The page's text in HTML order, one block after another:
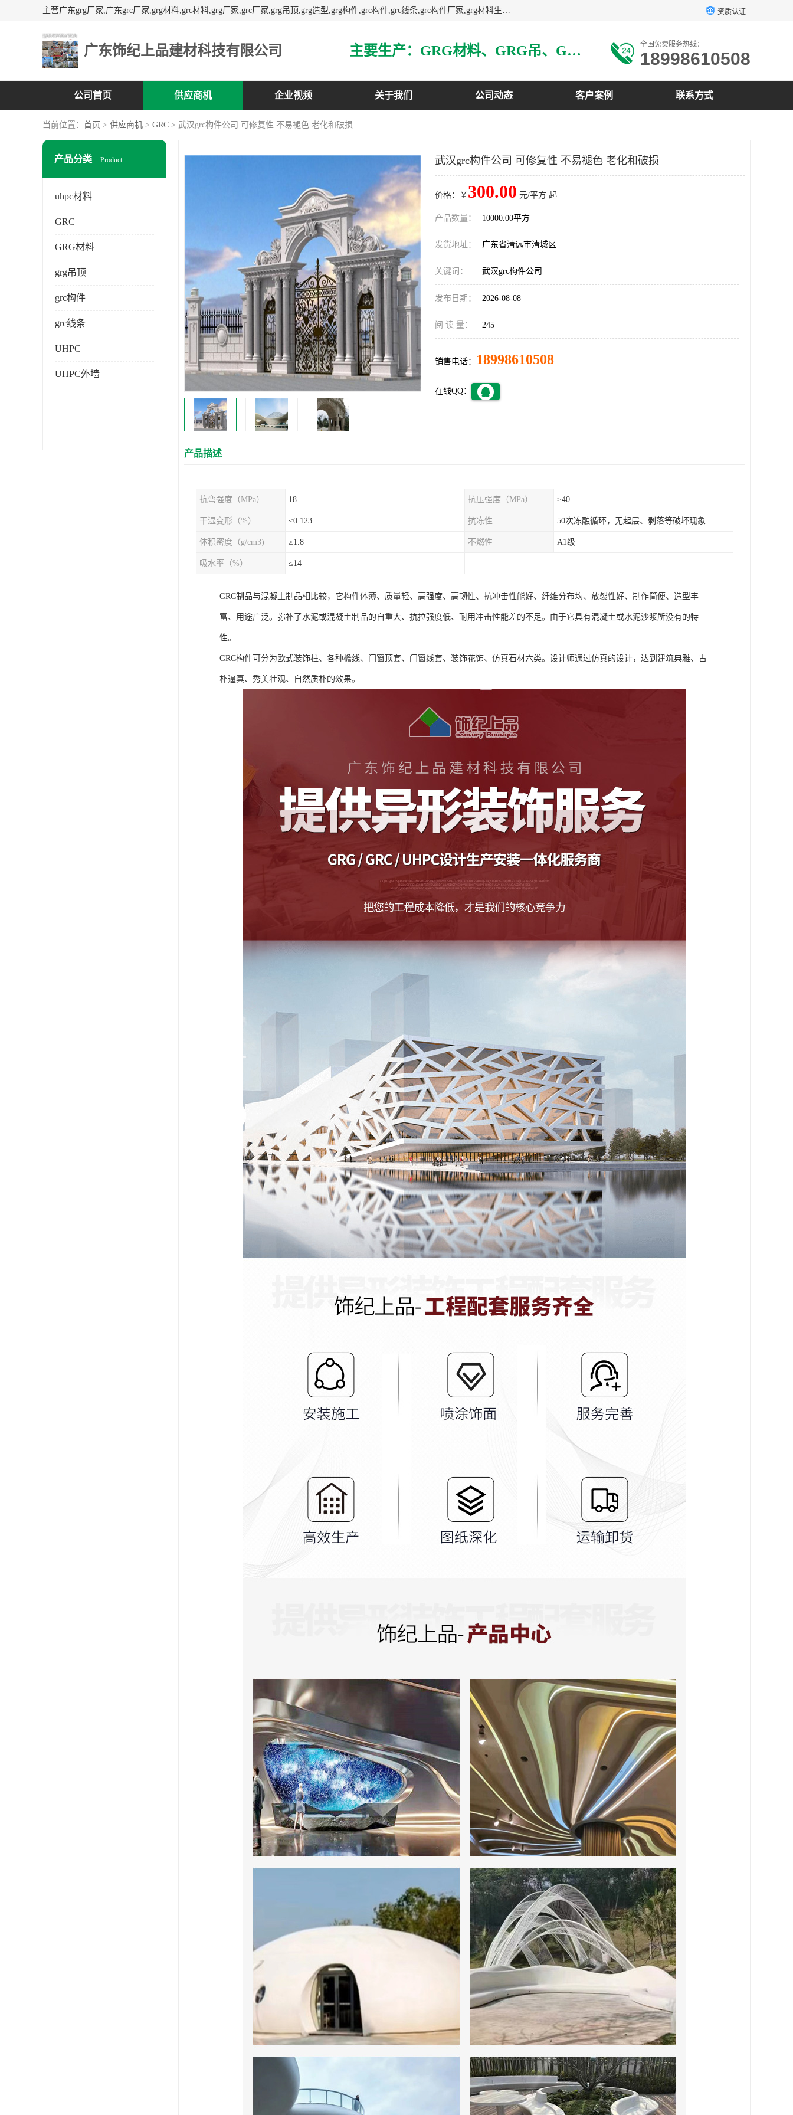
主营广东grg厂家,广东grc厂家,grg材料,grc材料,grg厂家,grc厂家,grg吊顶,grg造型,grg构件,grc构件,grc线条,grc构件厂家,grg材料生产厂家,grg材料定制,uhpc,uhpc厂家,uhpc外墙挂板,uhpc镂空幕墙板,3万平方厂房,如果您对我公司的产品服务感兴趣,请联系我们. 资质认证
广东饰纪上品建材科技有限公司 主要生产：GRG材料、GRG吊、GRG构件、GRG线条、GRG艺术造型、GRG吊材料等 全国免费服务热线：
18998610508
公司首页 供应商机 企业视频 关于我们 公司动态 客户案例 联系方式
当前位置： 首页 > 供应商机 > GRC > 武汉grc构件公司 可修复性 不易褪色 老化和破损
产品分类 Product
uhpc材料
GRC
GRG材料
grg吊顶
grc构件
grc线条
UHPC
UHPC外墙
武汉grc构件公司 可修复性 不易褪色 老化和破损
价格：￥ 300.00 元/平方 起
产品数量： 10000.00平方
发货地址： 广东省清远市清城区
关键词： 武汉grc构件公司
发布日期： 2026-08-08
阅 读 量： 245
销售电话： 18998610508
在线QQ：
产品描述
抗弯强度（MPa） 18 抗压强度（MPa） ≥40
干湿变形（%） ≤0.123 抗冻性 50次冻融循环，无起层、剥落等破坏现象
体积密度（g/cm3) ≥1.8 不燃性 A1级
吸水率（%） ≤14
GRC制品与混凝土制品相比较，它构件体薄、质量轻、高强度、高韧性、抗冲击性能好、纤维分布均、放裂性好、制作简便、造型丰
富、用途广泛。弥补了水泥或混凝土制品的自重大、抗拉强度低、耐用冲击性能差的不足。由于它具有混凝土或水泥沙浆所没有的特
性。
GRC构件可分为欧式装饰柱、各种檐线、门窗顶套、门窗线套、装饰花饰、仿真石材六类。设计师通过仿真的设计，达到建筑典雅、古
朴逼真、秀美壮观、自然质朴的效果。